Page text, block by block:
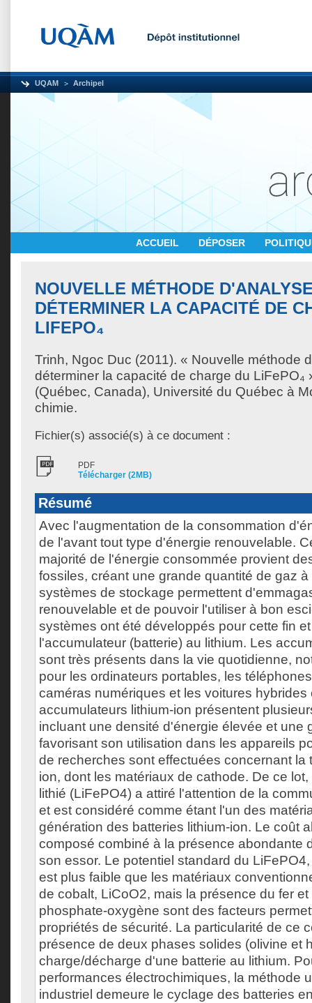
UQAM Archipel
ACCUEIL DÉPOSER
NOUVELLE MÉTHODE
DÉTERMINER LA CAPACITÉ DE
LIFEPO₄
Trinh, Ngoc Duc (2011). « Nouvelle méthode
déterminer la capacité de charge du LiFePO₄
(Québec, Canada), Université du Québec à
chimie.
Fichier(s) associé(s) à ce document :
PDF
Télécharger (2MB)
Résumé
Avec l'augmentation de la consommation
de l'avant tout type d'énergie renouvelable.
majorité de l'énergie consommée provient
fossiles, créant une grande quantité de gaz
systèmes de stockage permettent
renouvelable et de pouvoir l'utiliser à bon
systèmes ont été développés pour cette fin
l'accumulateur (batterie) au lithium. Les
sont très présents dans la vie quotidienne,
pour les ordinateurs portables, les
caméras numériques et les voitures
accumulateurs lithium-ion présentent
incluant une densité d'énergie élevée et une
favorisant son utilisation dans les appareils
de recherches sont effectuées concernant la
ion, dont les matériaux de cathode. De ce
lithié (LiFePO4) a attiré l'attention de la
et est considéré comme étant l'un des
génération des batteries lithium-ion. Le coût
composé combiné à la présence abondante
son essor. Le potentiel standard du
est plus faible que les matériaux
de cobalt, LiCoO2, mais la présence du fer
phosphate-oxygène sont des facteurs
propriétés de sécurité. La particularité de ce
présence de deux phases solides (olivine et
charge/décharge d'une batterie au lithium.
performances électrochimiques, la méthode
industriel demeure le cyclage des batteries